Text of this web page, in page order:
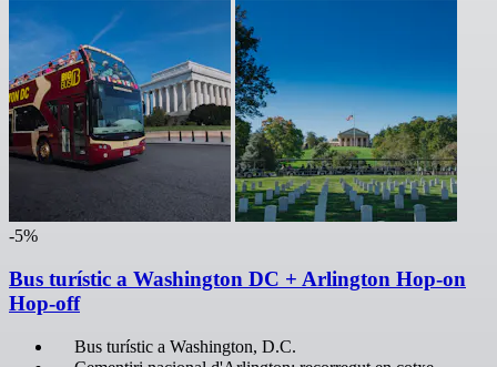
-5%
Bus turístic a Washington DC + Arlington Hop-on
Hop-off
Bus turístic a Washington, D.C.